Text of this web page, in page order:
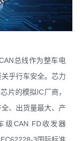
总线作为整车电
乎行车安全。 芯力
片的模拟IC厂商，
、出货量最大、产
级CAN FD收发器